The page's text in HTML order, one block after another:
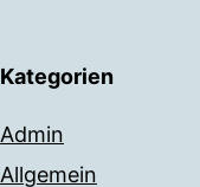
Kategorien
Admin
Allgemein